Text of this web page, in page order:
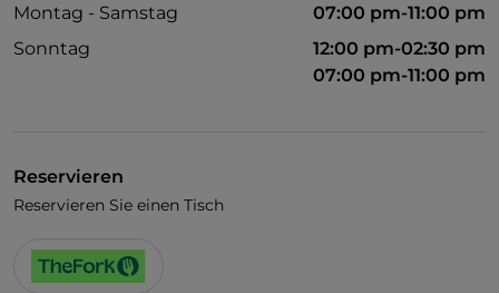
Montag - Samstag
07:00 pm-11:00 pm
Sonntag
12:00 pm-02:30 pm
07:00 pm-11:00 pm
Reservieren
Reservieren Sie einen Tisch